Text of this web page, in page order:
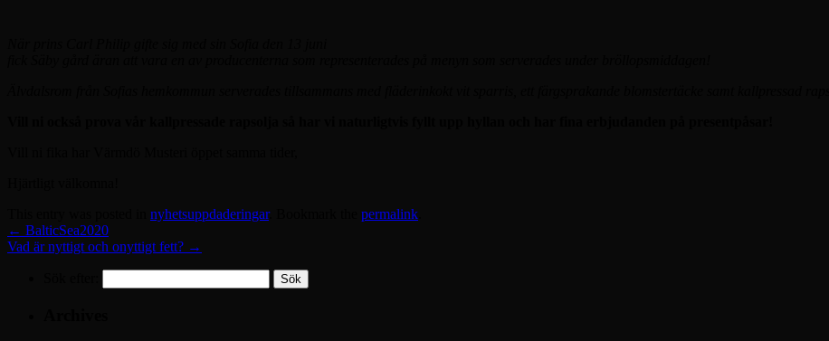
nyhetsuppdaderingar. Bookmark the permalink
← BalticSea2020
Vad är nyttigt och onyttigt fett? →